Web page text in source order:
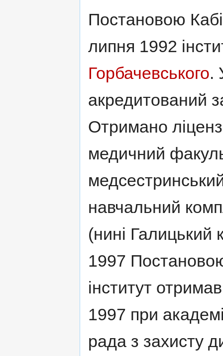
Постановою
липня 1992
Горбачевського.
акредитований
Отримано
медичний
навчальний
(нинi Галицький
1997
iнститут
1997 при
рада з захисту